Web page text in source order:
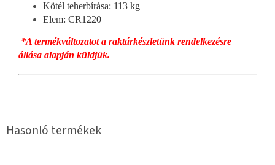
Kötél teherbírása: 113 kg
Elem: CR1220
*A termékváltozatot a raktárkészletünk rendelkezésre
állása alapján küldjük.